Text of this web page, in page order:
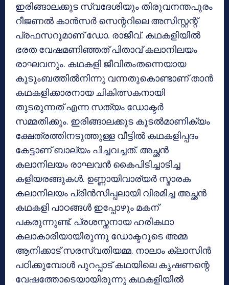
ഇരിങ്ങാലക്കുട സ്വദേശിയും തിരുവനന്തപുരം
റീജണല്‍ കാന്‍സര്‍ സെന്ററിലെ അസിസ്റ്റന്റ്
പ്രഫസറുമാണ് ഡോ. രാജീവ്. കഥകളിയില്‍
ഭരത വേഷമണിഞ്ഞത് പിതാവ് കലാനിലയം
രാഘവനും. കഥകളി ജീവിതംതന്നെയായ
കുടുംബത്തില്‍നിന്നു വന്നതുകൊണ്ടാണ് താന്‍
കഥകളിക്കാരനായ ചികിത്സകനായി
തുടരുന്നത് എന്ന സത്യം ഡോക്ടര്‍
സമ്മതിക്കും. ഇരിങ്ങാലക്കുട കൂടല്‍മാണിക്യം
ക്ഷേത്രത്തിനടുത്തുള്ള വീട്ടില്‍ കഥകളിപ്പദം
കേട്ടാണ് ബാല്യം പിച്ചവച്ചത്. അച്ഛന്‍
കലാനിലയം രാഘവന്‍ കൈപിടിച്ചാടിച്ച
കളിയരങ്ങുകള്‍. ഉണ്ണായിവാര്യര്‍ സ്മാരക
കലാനിലയം പ്രിന്‍സിപ്പലായി വിരമിച്ച അച്ഛന്‍
കഥകളി പാഠങ്ങള്‍ ഇപ്പോഴും മകന്
പകരുന്നുണ്ട്. പ്രശസ്തനായ ഹരികഥാ
കലാകാരിയായിരുന്നു ഡോക്ടറുടെ അമ്മ
ആനിക്കാട് സരസ്വതിയമ്മ. നാലാം ക്ലാസിന്‍
പഠിക്കുമ്പോള്‍ പുറപ്പാട് കഥയിലെ കൃഷണന്റെ
വേഷത്തോടെയായിരുന്നു കഥകളിയില്‍